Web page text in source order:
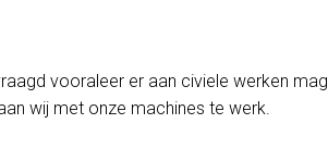
vooraleer er aan civiele werken mag
wij met onze machines te werk.